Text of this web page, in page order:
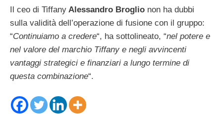
Il ceo di Tiffany Alessandro Broglio non ha dubbi
sulla validità dell’operazione di fusione con il gruppo:
“Continuiamo a credere“, ha sottolineato, “nel potere e
nel valore del marchio Tiffany e negli avvincenti
vantaggi strategici e finanziari a lungo termine di
questa combinazione“.